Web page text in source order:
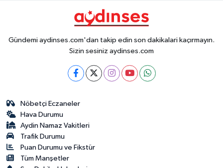
Gündemi aydinses.com'dan takip edin son dakikalari kaçırmayın.
Sizin sesiniz aydinses.com
Nöbetçi Eczaneler
Hava Durumu
Aydin Namaz Vakitleri
Trafik Durumu
Puan Durumu ve Fikstür
Tüm Manşetler